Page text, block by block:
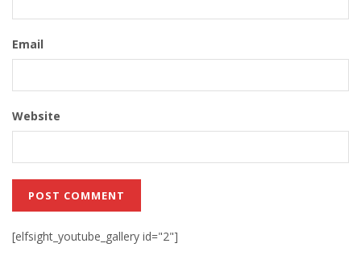
Email
Website
[elfsight_youtube_gallery id="2"]